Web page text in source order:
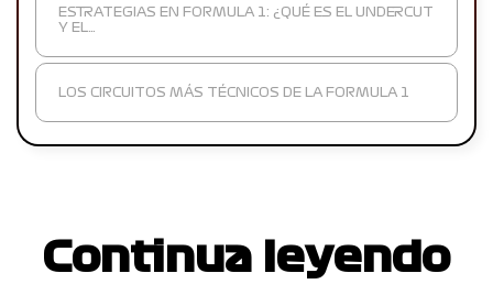
ESTRATEGIAS EN FORMULA 1: ¿QUÉ ES EL UNDERCUT
Y EL…
LOS CIRCUITOS MÁS TÉCNICOS DE LA FORMULA 1
Continua leyendo